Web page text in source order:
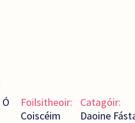
Foilsitheoir:
Coiscéim
Catagóir:
Daoine